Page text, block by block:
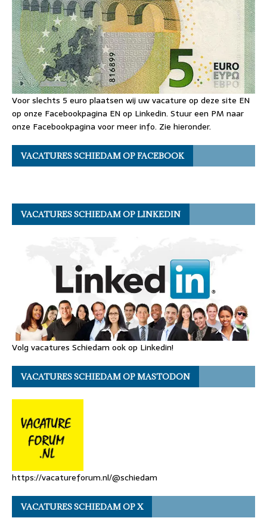
Voor slechts 5 euro plaatsen wij uw vacature op deze site EN
op onze Facebookpagina EN op Linkedin. Stuur een PM naar
onze Facebookpagina voor meer info. Zie hieronder.
VACATURES SCHIEDAM OP FACEBOOK
VACATURES SCHIEDAM OP LINKEDIN
Volg vacatures Schiedam ook op Linkedin!
VACATURES SCHIEDAM OP MASTODON
https://vacatureforum.nl/@schiedam
VACATURES SCHIEDAM OP X